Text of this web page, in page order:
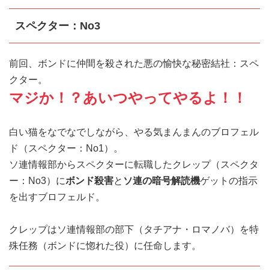
スペクター：No3
前回、ボンドに仲間を殺された悪の愉快な秘密結社：スペ
クター。
マジか！？あいつやってやるよ！！
白い猫をなでなでしながら、やる気まんまんのブロフェル
ド（スペクター：No1）。
ソ連情報部からスペクターに転職したクレップ（スペクタ
ー：No3）にボンド殺害と ソ連の暗号解読機ゲットの指示
を出すブロフェルド。
クレップはソ連情報部の部下（タチアナ・ロマノバ）を特
殊任務（ボンドに惚れた役）に任命します。